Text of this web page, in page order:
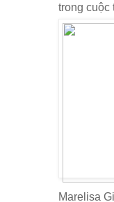
trong cuộc
Marelisa